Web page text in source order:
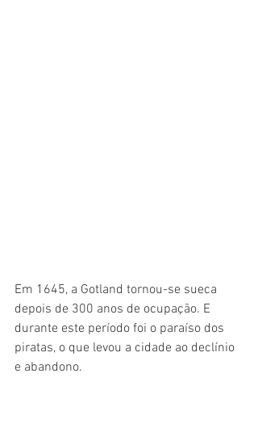
Em 1645, a Gotland tornou-se sueca
depois de 300 anos de ocupação. E
durante este período foi o paraíso dos
piratas, o que levou a cidade ao declínio
e abandono.